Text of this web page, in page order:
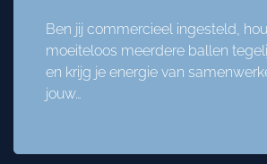
Ben jij commercieel ingesteld,
moeiteloos meerdere ballen
en krijg je energie van
jouw…